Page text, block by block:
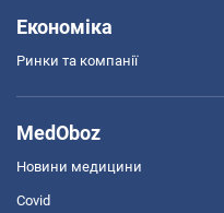
Економіка
Ринки та компанії
MedOboz
Новини медицини
Covid